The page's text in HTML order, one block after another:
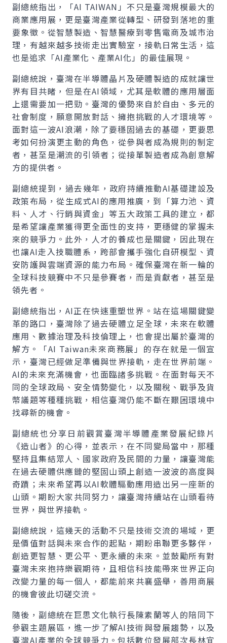
副總統指出，「AI TAIWAN」不只是臺灣規模最大的
商業應用展，更是臺灣產業從轉型、研發到落地的重
要象徵。從智慧製造、智慧醫療到零售電商及城市治
理，有越來越多技術走出實驗室，接軌日常生活，這
也是追求「AI產業化、產業AI化」的最佳展現。
副總統說，臺灣在半導體晶片及硬體製造的成就讓世
界有目共睹，但是在AI領域，尤其是軟體的應用層面
上還需要加一把勁。臺灣的優勢來自於自由、多元的
社會制度，願意開放對話、擁抱挑戰的人才環境等。
面對這一波AI浪潮，除了要穩固過去的基礎，更要思
考如何扮演更主動的角色，從參與者成為規則的制定
者，甚至是潮流的引領者；從接單製造者成為創意解
方的提供者。
副總統提到，過去幾年，政府持續推動AI基礎建設及
政策布局，從生成式AI的應用推廣，到「算力池、資
料、人才、行銷與資金」等五大政策工具的建立，都
是希望讓產業獲得更全面性的支持，更穩健的掌握未
來的競爭力。此外，人才的養成也是關鍵，因此現在
也讓AI走入技職體系，跨部會攜手強化自研模型、資
安防護與雲端資源的能力布局。確保臺灣在新一輪的
全球科技競賽中不只是參賽者，而是貢獻者，甚至是
領先者。
副總統指出，AI正在快速重塑世界。站在這場關鍵變
革的路口，臺灣除了過去硬體立足全球，未來在軟體
應用、數據治理及科技倫理上，也會提出屬於臺灣的
解方。「AI Taiwan未來商務展」的存在就是一個宣
示，臺灣已經做足準備與世界接軌，走在世界前端。
AI的未來充滿機會，也面臨諸多挑戰。在面對每天不
同的全球政局、安全情勢變化，以及關稅、戰爭及貨
幣議題等種種挑戰，相信臺灣仍能不斷在艱困環境中
找尋新的機會。
副總統也分享日前觀賞臺灣半導體產業發展紀錄片
《造山者》的心得，並表示，在不同變局當中，那種
堅持且集結眾人、國家政府及民間的力量，讓臺灣能
在過去硬體供應鏈的堅固山頭上創造一波波的高度與
奇蹟；未來希望再以AI軟體驅動應用造出另一座新的
山頭。期盼大家共同努力，讓臺灣持續站在山頭看待
世界，與世界接軌。
副總統說，這幾天的活動不只是技術交流的場域，更
是價值對話與未來合作的起點，期盼串聯更多夥伴，
創造更智慧、更公平、更永續的未來。並鼓勵所有對
臺灣未來抱持樂觀期待，且相信科技能帶來世界正向
改變力量的每一個人，都能前來共襄盛舉，善用商展
的機會彼此切磋交流。
隨後，副總統在巨思文化執行長陳素蘭等人的陪同下
參觀主題展區，進一步了解AI技術與發展趨勢，以及
臺灣AI產業的全球競爭力。包括數位發展部次長林宜